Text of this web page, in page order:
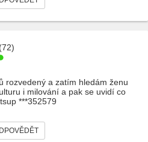
(72)
rozvedený a zatím hledám ženu
i milování a pak se uvidí co
***352579